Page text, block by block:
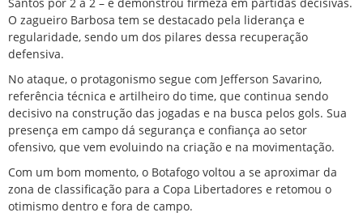
O zagueiro Barbosa tem se destacado pela liderança e
regularidade, sendo um dos pilares dessa recuperação
defensiva.
No ataque, o protagonismo segue com Jefferson Savarino,
referência técnica e artilheiro do time, que continua sendo
decisivo na construção das jogadas e na busca pelos gols. Sua
presença em campo dá segurança e confiança ao setor
ofensivo, que vem evoluindo na criação e na movimentação.
Com um bom momento, o Botafogo voltou a se aproximar da
zona de classificação para a Copa Libertadores e retomou o
otimismo dentro e fora de campo.